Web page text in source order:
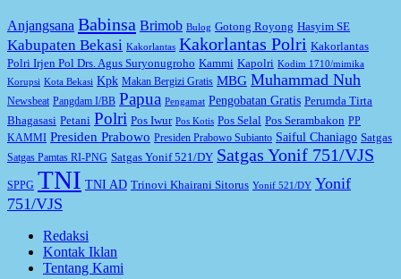
Anjangsana Babinsa Brimob Bulog Gotong Royong Hasyim SE
Kabupaten Bekasi Kakorlantas Kakorlantas Polri Kakorlantas
Polri Irjen Pol Drs. Agus Suryonugroho Kammi Kapolri Kodim 1710/mimika
Korupsi Kota Bekasi Kpk Makan Bergizi Gratis MBG Muhammad Nuh
Newsbeat Pangdam I/BB Papua Pengamat Pengobatan Gratis Perumda Tirta
Bhagasasi Petani Polri Pos Iwur Pos Kotis Pos Selal Pos Serambakon PP
KAMMI Presiden Prabowo Presiden Prabowo Subianto Saiful Chaniago Satgas
Satgas Pamtas RI-PNG Satgas Yonif 521/DY Satgas Yonif 751/VJS
SPPG TNI TNI AD Trinovi Khairani Sitorus Yonif 521/DY Yonif
751/VJS
Redaksi
Kontak Iklan
Tentang Kami